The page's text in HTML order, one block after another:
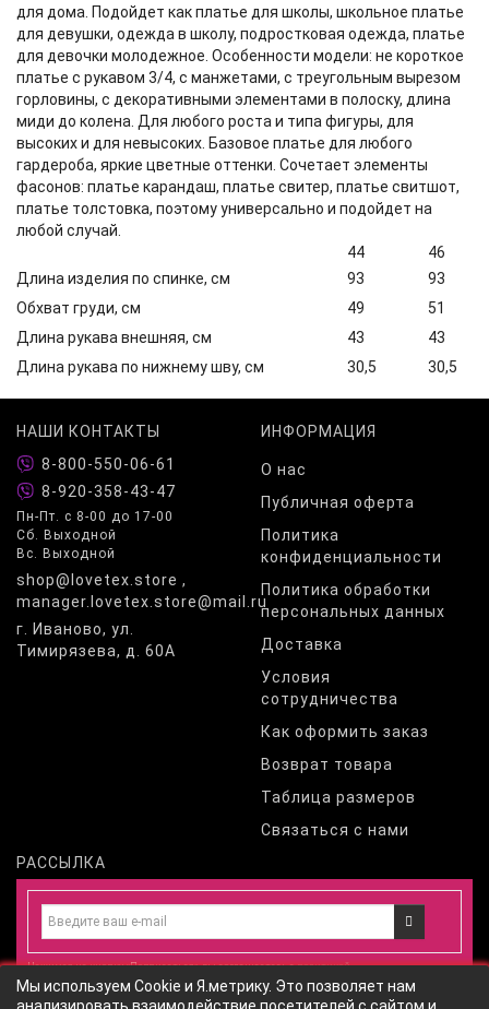
для дома. Подойдет как платье для школы, школьное платье
для девушки, одежда в школу, подростковая одежда, платье
для девочки молодежное. Особенности модели: не короткое
платье с рукавом 3/4, с манжетами, с треугольным вырезом
горловины, с декоративными элементами в полоску, длина
миди до колена. Для любого роста и типа фигуры, для
высоких и для невысоких. Базовое платье для любого
гардероба, яркие цветные оттенки. Сочетает элементы
фасонов: платье карандаш, платье свитер, платье свитшот,
платье толстовка, поэтому универсально и подойдет на
любой случай.
44
46
Длина изделия по спинке, см
93
93
Обхват груди, см
49
51
Длина рукава внешняя, см
43
43
Длина рукава по нижнему шву, см
30,5 30,5
НАШИ КОНТАКТЫ
8-800-550-06-61
8-920-358-43-47
Пн-Пт. с 8-00 до 17-00
Сб. Выходной
Вс. Выходной
shop@lovetex.store ,
manager.lovetex.store@mail.ru
г. Иваново, ул.
Тимирязева, д. 60А
ИНФОРМАЦИЯ
О нас
Публичная оферта
Политика
конфиденциальности
Политика обработки
персональных данных
Доставка
Условия
сотрудничества
Как оформить заказ
Возврат товара
Таблица размеров
Связаться с нами
РАССЫЛКА
Нажимая на кнопку «Подписаться», вы соглашаетесь сполитикой
конфиденциальности и даетесогласие на обработку персональных
Мы используем Cookie и Я.метрику. Это позволяет нам